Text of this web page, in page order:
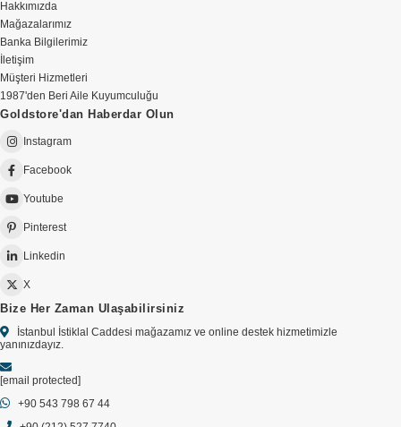
Hakkımızda
Mağazalarımız
Banka Bilgilerimiz
İletişim
Müşteri Hizmetleri
1987'den Beri Aile Kuyumculuğu
Goldstore'dan Haberdar Olun
Instagram
Facebook
Youtube
Pinterest
Linkedin
X
Bize Her Zaman Ulaşabilirsiniz
İstanbul İstiklal Caddesi mağazamız ve online destek hizmetimizle
yanınızdayız.
[email protected]
+90 543 798 67 44